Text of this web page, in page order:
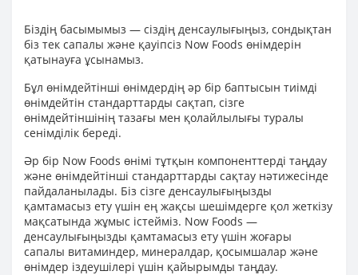
Біздің басымымыз — сіздің денсаулығыңыз, сондықтан
біз тек сапалы және қауіпсіз Now Foods өнімдерін
қатынауға ұсынамыз.
Бұл өнімдейтінші өнімдердің әр бір баптысын тиімді
өнімдейтін стандарттарды сақтап, сізге
өнімдейтіншінің тазағы мен қолайлылығы туралы
сенімділік береді.
Әр бір Now Foods өнімі тұтқын компоненттерді таңдау
және өнімдейтінші стандарттарды сақтау нәтижесінде
пайдаланылады. Біз сізге денсаулығыңызды
қамтамасыз ету үшін ең жақсы шешімдерге қол жеткізу
мақсатында жұмыс істейміз. Now Foods —
денсаулығыңызды қамтамасыз ету үшін жоғары
сапалы витаминдер, минералдар, қосымшалар және
өнімдер іздеушілері үшін қайырымды таңдау.